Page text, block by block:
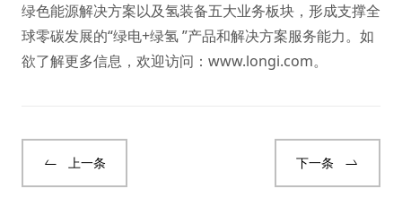
绿色能源解决方案以及氢装备五大业务板块，形成支撑全
球零碳发展的“绿电+绿氢 ”产品和解决方案服务能力。如
欲了解更多信息，欢迎访问： www.longi.com。
上一条 下一条